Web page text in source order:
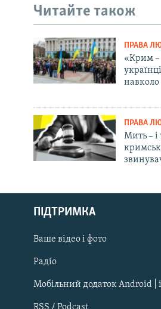
Русский
Qırımtatar
ДОЛУЧАЙСЯ!
Читайте також
ПРАВА
«Крим –
навколо
ПРАВА
Мить –
ПІДТРИМКА
Ваше відео і фото
Радіо
Мобільний додаток Android |
RSS / Podcast